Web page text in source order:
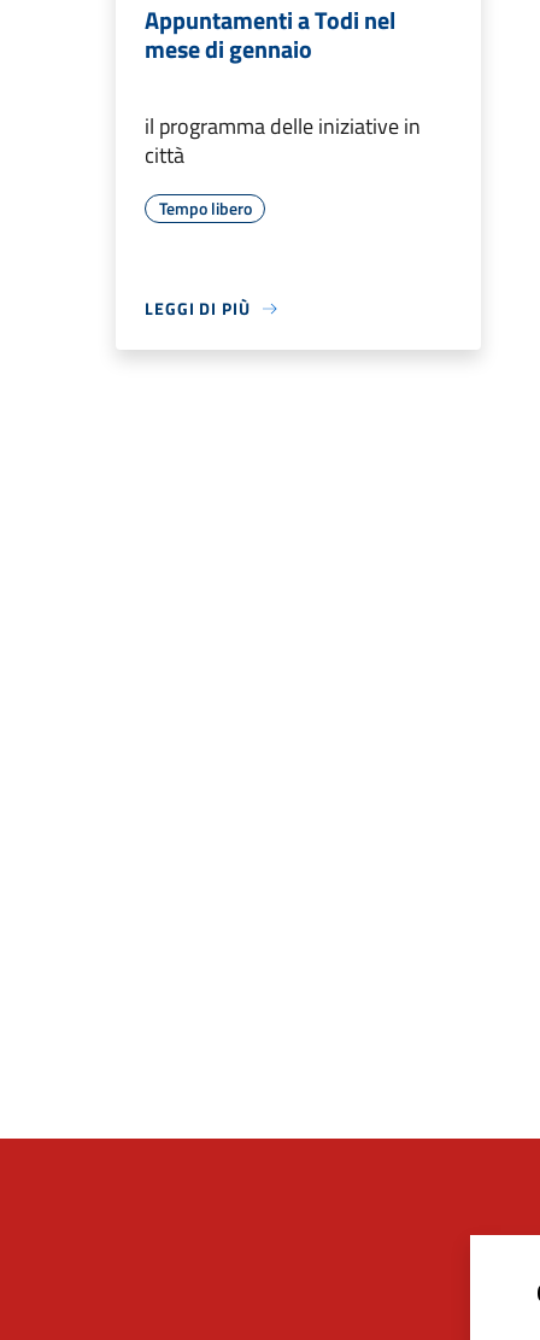
Appuntamenti a Todi nel
mese di gennaio
il programma delle iniziative in
città
Tempo libero
LEGGI DI PIÙ